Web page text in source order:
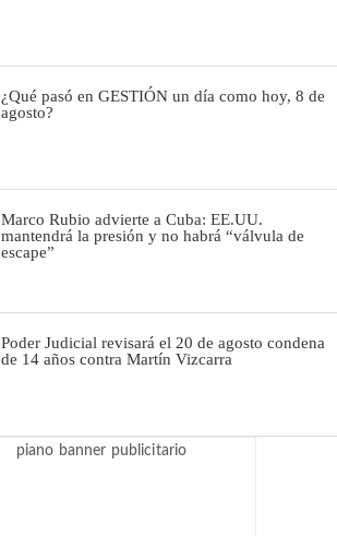
¿Qué pasó en GESTIÓN un día como hoy, 8 de
agosto?
Marco Rubio advierte a Cuba: EE.UU.
mantendrá la presión y no habrá “válvula de
escape”
Poder Judicial revisará el 20 de agosto condena
de 14 años contra Martín Vizcarra